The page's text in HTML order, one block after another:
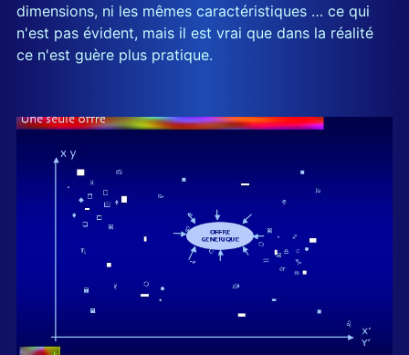
dimensions, ni les mêmes caractéristiques … ce qui
n'est pas évident, mais il est vrai que dans la réalité
ce n'est guère plus pratique.